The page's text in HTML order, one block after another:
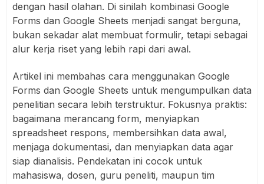
dengan hasil olahan. Di sinilah kombinasi Google
Forms dan Google Sheets menjadi sangat berguna,
bukan sekadar alat membuat formulir, tetapi sebagai
alur kerja riset yang lebih rapi dari awal.
Artikel ini membahas cara menggunakan Google
Forms dan Google Sheets untuk mengumpulkan data
penelitian secara lebih terstruktur. Fokusnya praktis:
bagaimana merancang form, menyiapkan
spreadsheet respons, membersihkan data awal,
menjaga dokumentasi, dan menyiapkan data agar
siap dianalisis. Pendekatan ini cocok untuk
mahasiswa, dosen, guru peneliti, maupun tim